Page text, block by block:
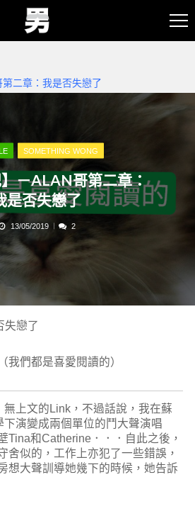
第二章：我是否失戀了
SOMETHING WONG
－ALAN哥第二章：
是否失戀了
13/05/2019 2
失戀了
我們都是喜愛閱讀的）
上文的Link，不過話說，我在蘇
演變成兩個單位的鬥大聲演唱
Tina和Catherine．．．自此之後，
舍似的，工作上亦犯了一些錯誤，
想大聲訓導她幾下的時候，她告訴